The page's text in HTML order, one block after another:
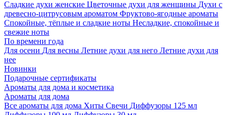
Сладкие духи женские Цветочные духи для женщины Духи с
древесно-цитрусовым ароматом Фруктово-ягодные ароматы
Спокойные, тёплые и сладкие ноты Несладкие, спокойные и
свежие ноты
По времени года
Для осени Для весны Летние духи для него Летние духи для
нее
Новинки
Подарочные сертификаты
Ароматы для дома и косметика
Ароматы для дома
Все ароматы для дома Хиты Свечи Диффузоры 125 мл